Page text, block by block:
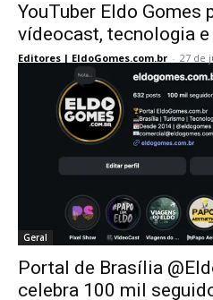
YouTuber Eldo Gomes
vídeocast, tecnologia
Editores | EldoGomes.com.br - 27 de
Geral
Portal de Brasília
celebra 100 mil